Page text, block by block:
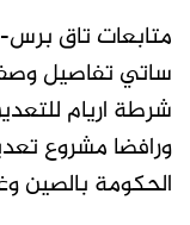
متابعات تاق
ساتي تفاصيل
شرطة اريام
ورافضا مشروع
الحكومة بالصين